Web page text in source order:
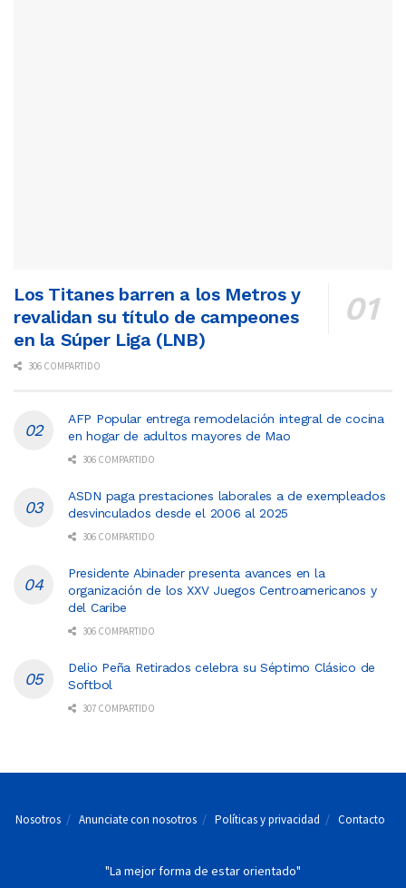
Los Titanes barren a los Metros y
revalidan su título de campeones
en la Súper Liga (LNB)
306 COMPARTIDO
AFP Popular entrega remodelación integral de cocina
en hogar de adultos mayores de Mao
306 COMPARTIDO
ASDN paga prestaciones laborales a de exempleados
desvinculados desde el 2006 al 2025
306 COMPARTIDO
Presidente Abinader presenta avances en la
organización de los XXV Juegos Centroamericanos y
del Caribe
306 COMPARTIDO
Delio Peña Retirados celebra su Séptimo Clásico de
Softbol
307 COMPARTIDO
Nosotros Anunciate con nosotros Políticas y privacidad Contacto
"La mejor forma de estar orientado"